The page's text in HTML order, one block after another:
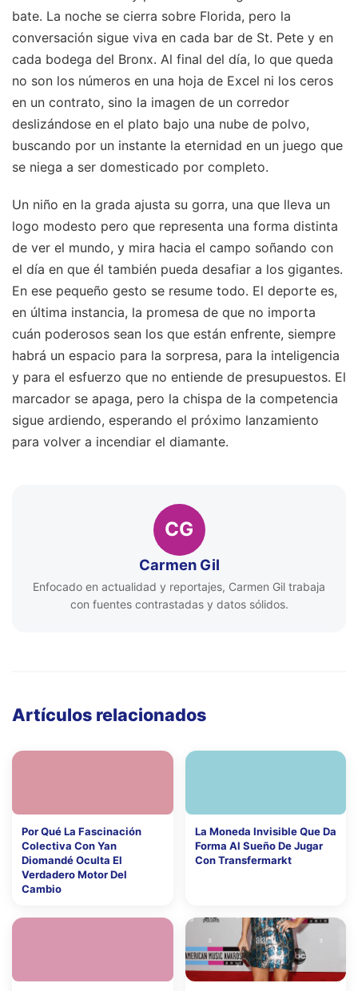
bate. La noche se cierra sobre Florida, pero la
conversación sigue viva en cada bar de St. Pete y en
cada bodega del Bronx. Al final del día, lo que queda
no son los números en una hoja de Excel ni los ceros
en un contrato, sino la imagen de un corredor
deslizándose en el plato bajo una nube de polvo,
buscando por un instante la eternidad en un juego que
se niega a ser domesticado por completo.
Un niño en la grada ajusta su gorra, una que lleva un
logo modesto pero que representa una forma distinta
de ver el mundo, y mira hacia el campo soñando con
el día en que él también pueda desafiar a los gigantes.
En ese pequeño gesto se resume todo. El deporte es,
en última instancia, la promesa de que no importa
cuán poderosos sean los que están enfrente, siempre
habrá un espacio para la sorpresa, para la inteligencia
y para el esfuerzo que no entiende de presupuestos. El
marcador se apaga, pero la chispa de la competencia
sigue ardiendo, esperando el próximo lanzamiento
para volver a incendiar el diamante.
CG
Carmen Gil
Enfocado en actualidad y reportajes, Carmen Gil trabaja
con fuentes contrastadas y datos sólidos.
Artículos relacionados
Por Qué La Fascinación
Colectiva Con Yan
Diomandé Oculta El
Verdadero Motor Del
Cambio
La Moneda Invisible Que Da
Forma Al Sueño De Jugar
Con Transfermarkt